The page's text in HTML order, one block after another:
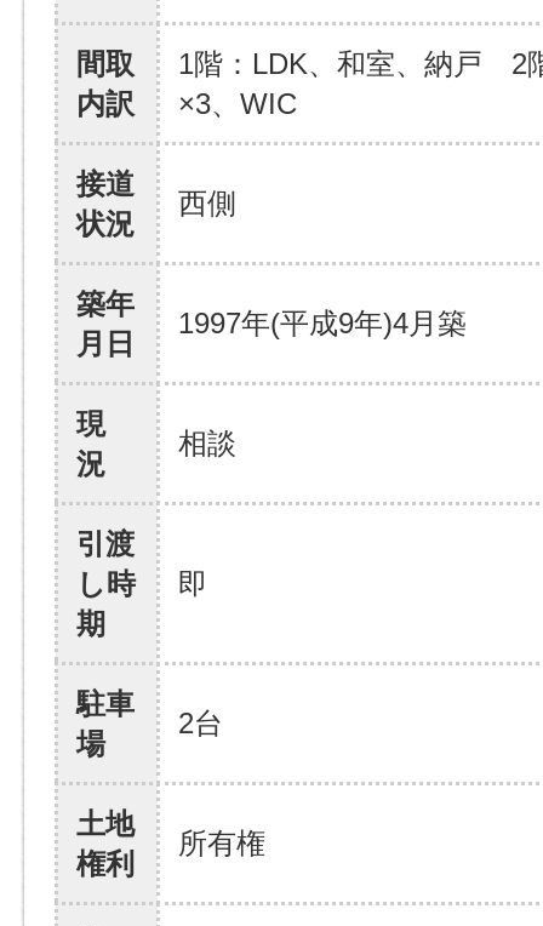
間取
内訳
1階：LDK、和室、納戸 2
×3、WIC
接道
状況
西側
築年
月日
1997年(平成9年)4月築
現
況
相談
引渡
し時
期
即
駐車
場
2台
土地
権利
所有権